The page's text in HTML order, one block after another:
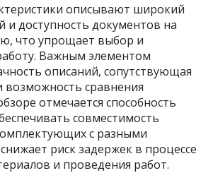
описывают широкий
и доступность документов на
что упрощает выбор и
Важным элементом
описаний, сопутствующая
возможность сравнения
отмечается способность
совместимость
с разными
риск задержек в процессе
и проведения работ.